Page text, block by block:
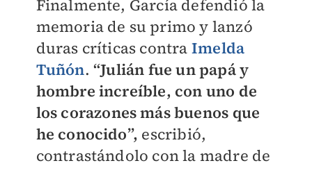
Finalmente, García defendió la
memoria de su primo y lanzó
duras críticas contra Imelda
Tuñón. “Julián fue un papá y
hombre increíble, con uno de
los corazones más buenos que
he conocido”, escribió,
contrastándolo con la madre de